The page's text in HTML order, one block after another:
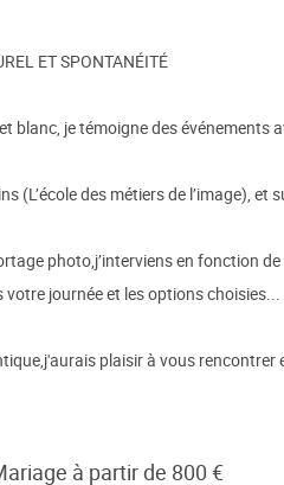
ET SPONTANÉITÉ
blanc, je témoigne des
(L’école des métiers de l’image),
photo,j’interviens en fonction
journée et les options choisies...
plaisir à vous
à partir de 800 €